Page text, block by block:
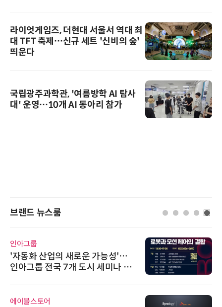
라이엇게임즈, 더현대 서울서 역대 최
대 TFT 축제…신규 세트 '신비의 숲'
띄운다
국립광주과학관, '여름방학 AI 탐사
대' 운영…10개 AI 동아리 참가
브랜드 뉴스룸
인아그룹
'자동화 산업의 새로운 가능성'…
인아그룹 전국 7개 도시 세미나 페
에이블스토어